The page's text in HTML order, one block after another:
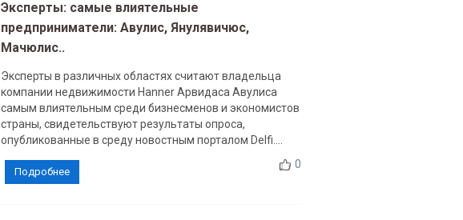
Эксперты: самые влиятельные
предприниматели: Авулис, Янулявичюс,
Мачюлис..
Эксперты в различных областях считают владельца
компании недвижимости Hanner Арвидаса Авулиса
самым влиятельным среди бизнесменов и экономистов
страны, свидетельствуют результаты опроса,
опубликованные в среду новостным порталом Delfi....
0
Подробнее